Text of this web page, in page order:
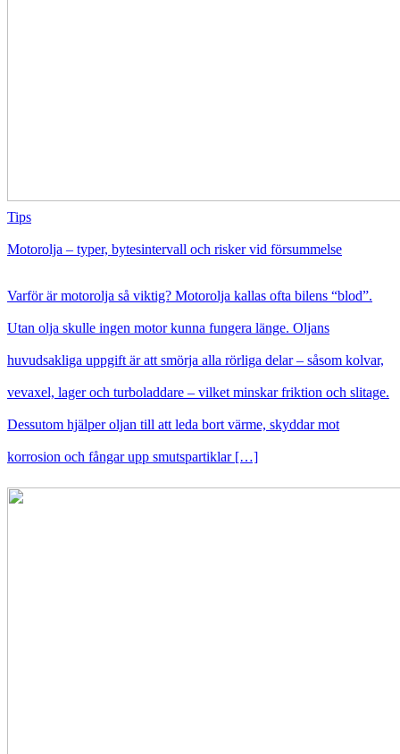
Tips
Motorolja – typer, bytesintervall och risker vid försummelse
Varför är motorolja så viktig? Motorolja kallas ofta bilens “blod”.
Utan olja skulle ingen motor kunna fungera länge. Oljans
huvudsakliga uppgift är att smörja alla rörliga delar – såsom kolvar,
vevaxel, lager och turboladdare – vilket minskar friktion och slitage.
Dessutom hjälper oljan till att leda bort värme, skyddar mot
korrosion och fångar upp smutspartiklar […]